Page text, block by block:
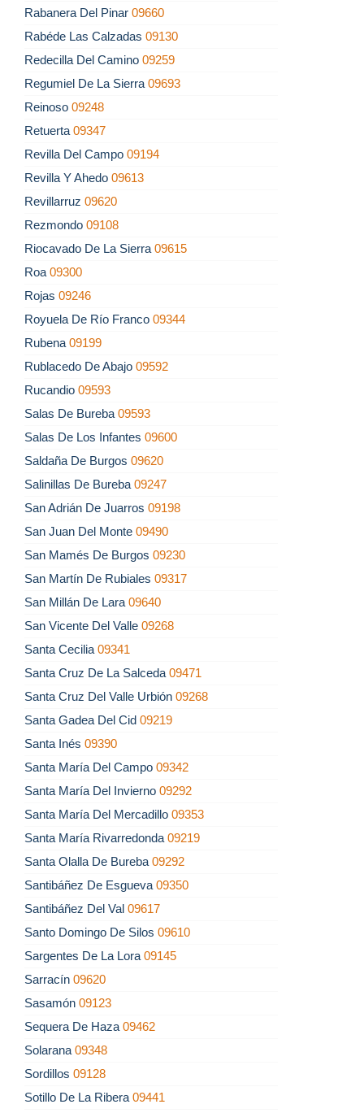
Rabanera Del Pinar 09660
Rabéde Las Calzadas 09130
Redecilla Del Camino 09259
Regumiel De La Sierra 09693
Reinoso 09248
Retuerta 09347
Revilla Del Campo 09194
Revilla Y Ahedo 09613
Revillarruz 09620
Rezmondo 09108
Riocavado De La Sierra 09615
Roa 09300
Rojas 09246
Royuela De Río Franco 09344
Rubena 09199
Rublacedo De Abajo 09592
Rucandio 09593
Salas De Bureba 09593
Salas De Los Infantes 09600
Saldaña De Burgos 09620
Salinillas De Bureba 09247
San Adrián De Juarros 09198
San Juan Del Monte 09490
San Mamés De Burgos 09230
San Martín De Rubiales 09317
San Millán De Lara 09640
San Vicente Del Valle 09268
Santa Cecilia 09341
Santa Cruz De La Salceda 09471
Santa Cruz Del Valle Urbión 09268
Santa Gadea Del Cid 09219
Santa Inés 09390
Santa María Del Campo 09342
Santa María Del Invierno 09292
Santa María Del Mercadillo 09353
Santa María Rivarredonda 09219
Santa Olalla De Bureba 09292
Santibáñez De Esgueva 09350
Santibáñez Del Val 09617
Santo Domingo De Silos 09610
Sargentes De La Lora 09145
Sarracín 09620
Sasamón 09123
Sequera De Haza 09462
Solarana 09348
Sordillos 09128
Sotillo De La Ribera 09441